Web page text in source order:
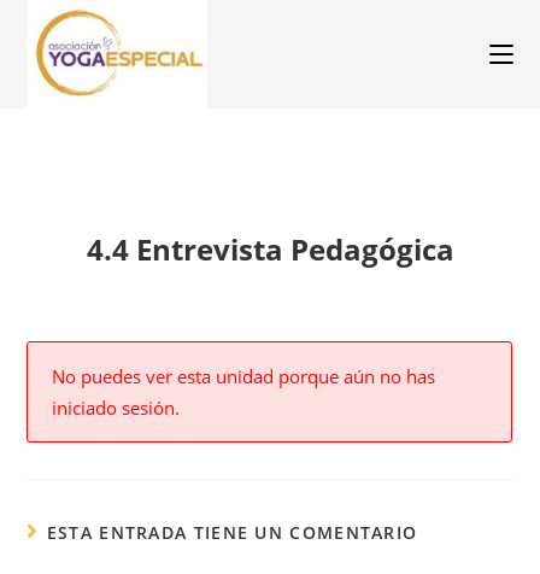
4.4 Entrevista Pedagógica
No puedes ver esta unidad porque aún no has
iniciado sesión.
ESTA ENTRADA TIENE UN COMENTARIO